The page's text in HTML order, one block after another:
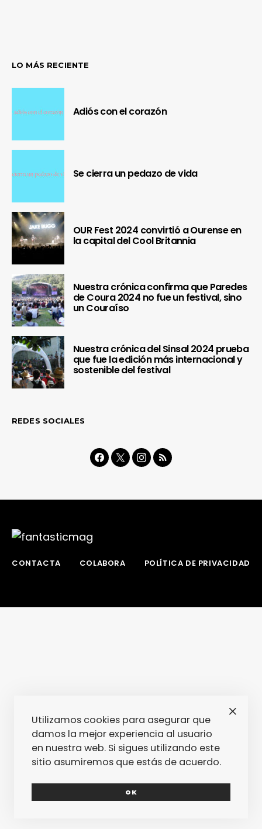
LO MÁS RECIENTE
Adiós con el corazón
Se cierra un pedazo de vida
OUR Fest 2024 convirtió a Ourense en
la capital del Cool Britannia
Nuestra crónica confirma que Paredes
de Coura 2024 no fue un festival, sino
un Couraíso
Nuestra crónica del Sinsal 2024 prueba
que fue la edición más internacional y
sostenible del festival
REDES SOCIALES
CONTACTA COLABORA POLÍTICA DE PRIVACIDAD
Utilizamos cookies para asegurar que
damos la mejor experiencia al usuario
en nuestra web. Si sigues utilizando este
sitio asumiremos que estás de acuerdo.
OK